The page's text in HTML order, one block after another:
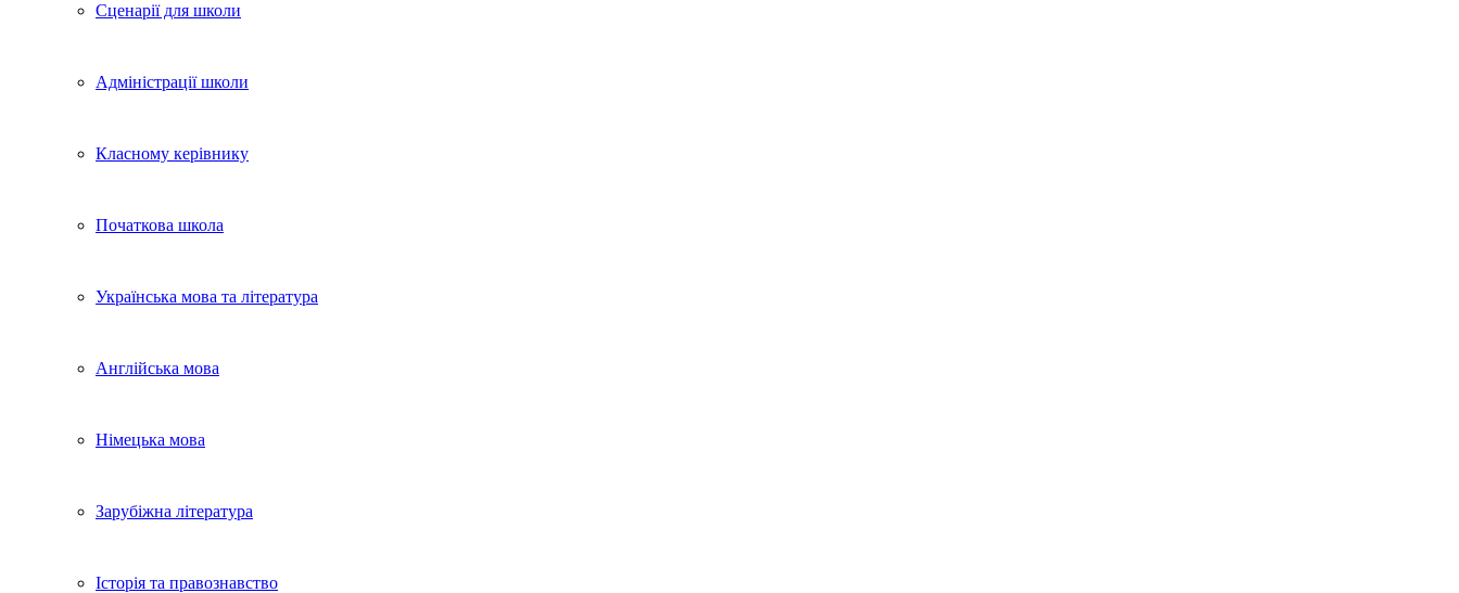
Сценарії для школи
Адміністрації школи
Класному керівнику
Початкова школа
Українська мова та література
Англійська мова
Німецька мова
Зарубіжна література
Історія та правознавство